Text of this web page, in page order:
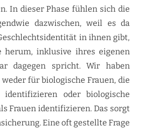
In dieser Phase fühlen sich die
dazwischen, weil es da
in ihnen gibt,
herum, inklusive ihres eigenen
dagegen spricht. Wir haben
für biologische Frauen, die
oder biologische
Frauen identifizieren. Das sorgt
Eine oft gestellte Frage